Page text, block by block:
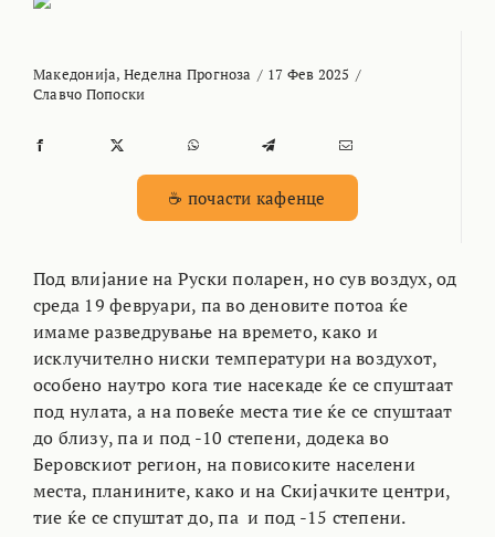
Македонија, Неделна Прогноза / 17 Фев 2025 /
Славчо Попоски
☕ почасти кафенце
Под влијание на Руски поларен, но сув воздух, од
среда 19 февруари, па во деновите потоа ќе
имаме разведрување на времето, како и
исклучително ниски температури на воздухот,
особено наутро кога тие насекаде ќе се спуштаат
под нулата, а на повеќе места тие ќе се спуштаат
до близу, па и под -10 степени, додека во
Беровскиот регион, на повисоките населени
места, планините, како и на Скијачките центри,
тие ќе се спуштат до, па и под -15 степени.